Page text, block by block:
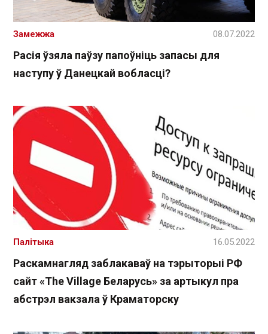
Расія ўзяла паўзу папоўніць запасы для
наступу ў Данецкай вобласці?
Замежжа 08.07.2022
Раскамнагляд заблакаваў на тэрыторыі РФ
сайт «The Village Беларусь» за артыкул пра
абстрэл вакзала ў Краматорску
Палітыка 16.05.2022